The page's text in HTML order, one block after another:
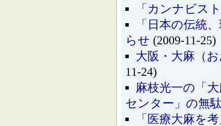
「カンナビス
「日本の伝統
らせ (2009-11-25)
大阪・大麻（
11-24)
麻枝光一の「
センター」の無
「医療大麻を